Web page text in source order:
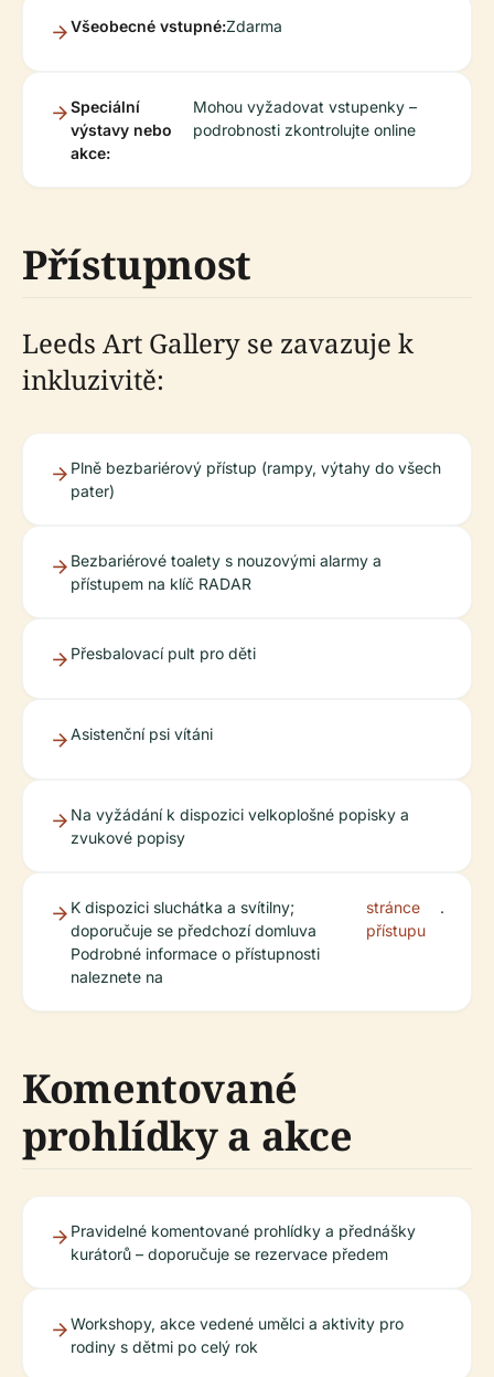
Všeobecné vstupné:Zdarma
Speciální
výstavy nebo
akce:
Mohou vyžadovat vstupenky –
podrobnosti zkontrolujte online
Přístupnost
Leeds Art Gallery se zavazuje k
inkluzivitě:
Plně bezbariérový přístup (rampy, výtahy do všech
pater)
Bezbariérové toalety s nouzovými alarmy a
přístupem na klíč RADAR
Přesbalovací pult pro děti
Asistenční psi vítáni
Na vyžádání k dispozici velkoplošné popisky a
zvukové popisy
K dispozici sluchátka a svítilny;
doporučuje se předchozí domluva
Podrobné informace o přístupnosti
naleznete na
stránce
přístupu
.
Komentované
prohlídky a akce
Pravidelné komentované prohlídky a přednášky
kurátorů – doporučuje se rezervace předem
Workshopy, akce vedené umělci a aktivity pro
rodiny s dětmi po celý rok